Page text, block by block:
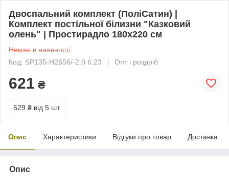
Двоспальний комплект (ПоліСатин) |
Комплект постільної білизни "Казковий
олень" | Простирадло 180х220 см
Немає в наявності
Код: SP135-H2656/-2.0 6.23
Опт і роздріб
621 ₴
529 ₴ від 5 шт.
Опис Характеристики Відгуки про товар Доставка
Опис